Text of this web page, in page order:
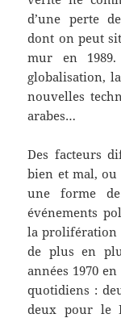
d’une perte
dont on peut
mur en
globalisation,
nouvelles
arabes…
Des facteurs
bien et mal, ou
une forme
événements
la prolifération
de plus en
années 1970
quotidiens :
deux pour le